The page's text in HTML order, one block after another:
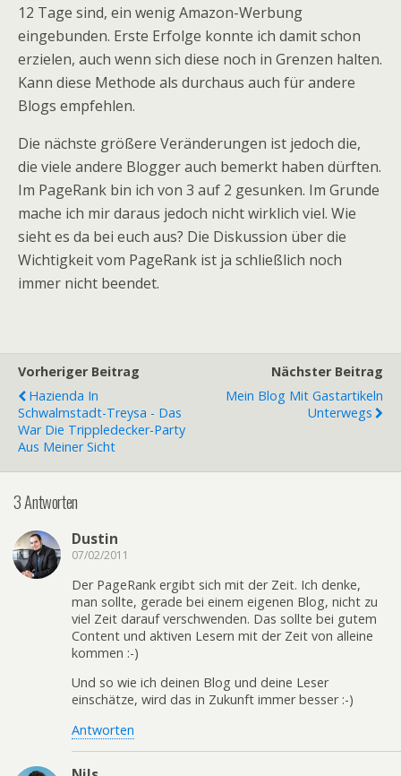
12 Tage sind, ein wenig Amazon-Werbung
eingebunden. Erste Erfolge konnte ich damit schon
erzielen, auch wenn sich diese noch in Grenzen halten.
Kann diese Methode als durchaus auch für andere
Blogs empfehlen.
Die nächste größere Veränderungen ist jedoch die,
die viele andere Blogger auch bemerkt haben dürften.
Im PageRank bin ich von 3 auf 2 gesunken. Im Grunde
mache ich mir daraus jedoch nicht wirklich viel. Wie
sieht es da bei euch aus? Die Diskussion über die
Wichtigkeit vom PageRank ist ja schließlich noch
immer nicht beendet.
Vorheriger Beitrag
Hazienda In
Schwalmstadt-Treysa - Das
War Die Trippledecker-Party
Aus Meiner Sicht
Nächster Beitrag
Mein Blog Mit Gastartikeln
Unterwegs
3 Antworten
Dustin
07/02/2011
Der PageRank ergibt sich mit der Zeit. Ich denke,
man sollte, gerade bei einem eigenen Blog, nicht zu
viel Zeit darauf verschwenden. Das sollte bei gutem
Content und aktiven Lesern mit der Zeit von alleine
kommen :-)
Und so wie ich deinen Blog und deine Leser
einschätze, wird das in Zukunft immer besser :-)
Antworten